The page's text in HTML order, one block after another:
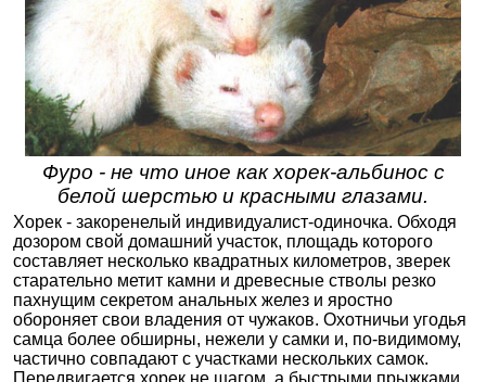
Фуро - не что иное как хорек-альбинос с
белой шерстью и красными глазами.
Хорек - закоренелый индивидуалист-одиночка. Обходя
дозором свой домашний участок, площадь которого
составляет несколько квадратных километров, зверек
старательно метит камни и древесные стволы резко
пахнущим секретом анальных желез и яростно
обороняет свои владения от чужаков. Охотничьи угодья
самца более обширны, нежели у самки и, по-видимому,
частично совпадают с участками нескольких самок.